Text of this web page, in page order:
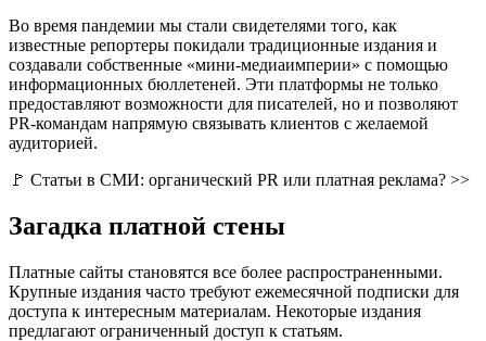
Во время пандемии мы стали свидетелями того, как
известные репортеры покидали традиционные издания и
создавали собственные «мини-медиаимперии» с помощью
информационных бюллетеней. Эти платформы не только
предоставляют возможности для писателей, но и позволяют
PR-командам напрямую связывать клиентов с желаемой
аудиторией.
🚩 Статьи в СМИ: органический PR или платная реклама? >>
Загадка платной стены
Платные сайты становятся все более распространенными.
Крупные издания часто требуют ежемесячной подписки для
доступа к интересным материалам. Некоторые издания
предлагают ограниченный доступ к статьям.